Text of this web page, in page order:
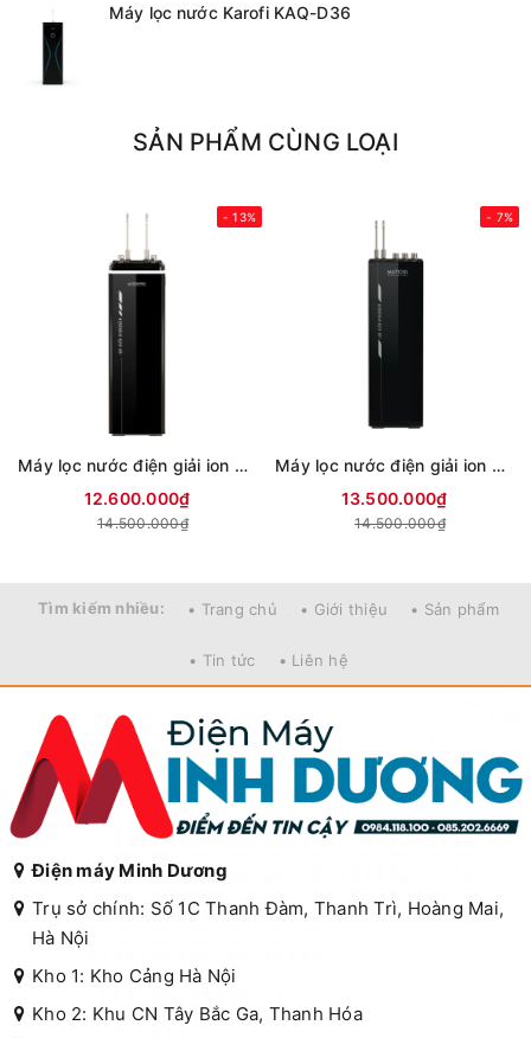
Máy lọc nước Karofi KAQ-D36
SẢN PHẨM CÙNG LOẠI
- 13%
Máy lọc nước điện giải ion kiềm hydrogen Mutosi MP-T999
12.600.000₫
14.500.000₫
- 7%
Máy lọc nước điện giải ion kiềm hydrogen Mutosi MP-T1000
13.500.000₫
14.500.000₫
Tìm kiếm nhiều: • Trang chủ • Giới thiệu • Sản phẩm
• Tin tức • Liên hệ
Điện máy Minh Dương
Trụ sở chính: Số 1C Thanh Đàm, Thanh Trì, Hoàng Mai,
Hà Nội
Kho 1: Kho Cảng Hà Nội
Kho 2: Khu CN Tây Bắc Ga, Thanh Hóa